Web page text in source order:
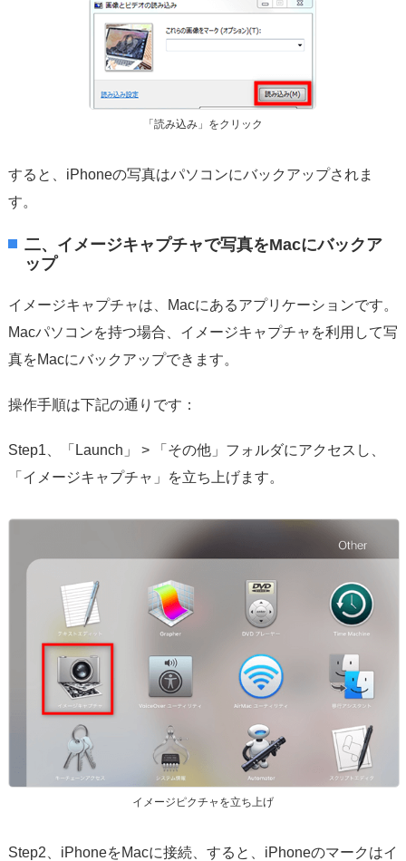
「読み込み」をクリック
すると、iPhoneの写真はパソコンにバックアップされま
す。
二、イメージキャプチャで写真をMacにバックア
ップ
イメージキャプチャは、Macにあるアプリケーションです。
Macパソコンを持つ場合、イメージキャプチャを利用して写
真をMacにバックアップできます。
操作手順は下記の通りです：
Step1、「Launch」 > 「その他」フォルダにアクセスし、
「イメージキャプチャ」を立ち上げます。
イメージピクチャを立ち上げ
Step2、iPhoneをMacに接続、すると、iPhoneのマークはイ